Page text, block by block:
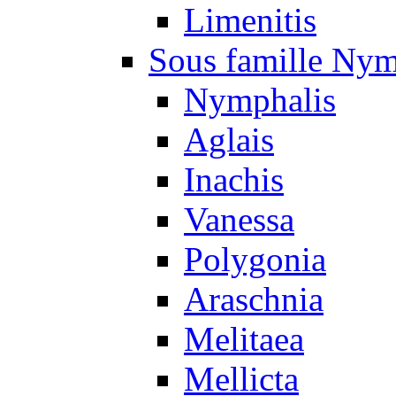
Limenitis
Sous famille
Nymphalis
Aglais
Inachis
Vanessa
Polygonia
Araschnia
Melitaea
Mellicta